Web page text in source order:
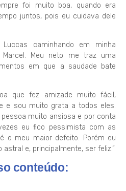
foi muito boa, quando era
juntos, pois eu cuidava dele
caminhando em minha
Marcel. Meu neto me traz uma
em que a saudade bate
que fez amizade muito fácil,
e sou muito grata a todos eles.
muito ansiosa e por conta
eu fico pessimista com as
o meu maior defeito. Porém eu
e, principalmente, ser feliz.”
conteúdo: